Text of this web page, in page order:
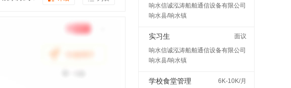
响水信诚泓涛船舶通信设备有限公司
响水县/响水镇
实习生
面议
响水信诚泓涛船舶通信设备有限公司
响水县/响水镇
学校食堂管理
6K-10K/月